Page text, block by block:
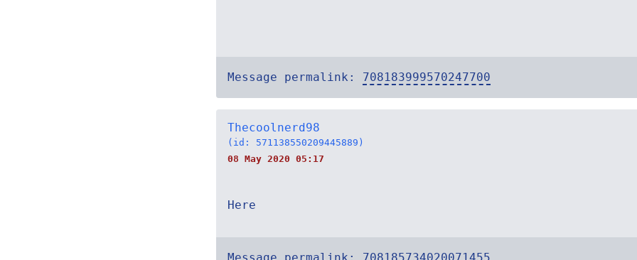
Message permalink: 708183999570247700
Thecoolnerd98
(id: 571138550209445889)
08 May 2020 05:17
Here